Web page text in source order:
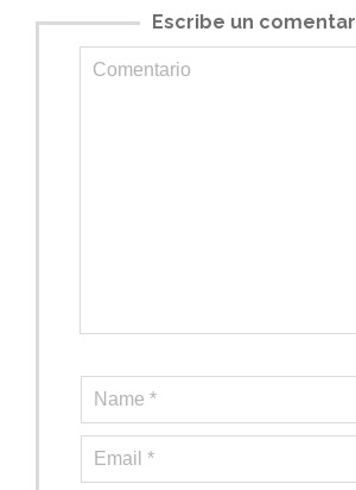
Escribe un